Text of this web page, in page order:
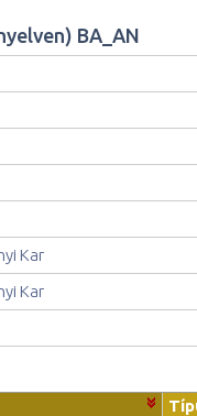
BA_AN
Kar
Kar